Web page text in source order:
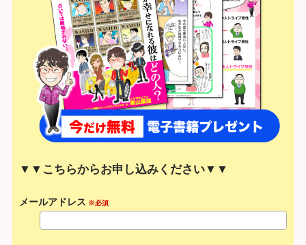
▼▼こちらからお申し込みください▼▼
メールアドレス ※必須